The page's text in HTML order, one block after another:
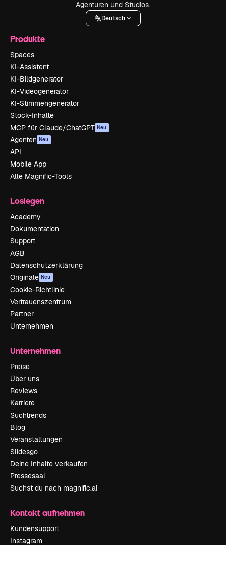
Agenturen und Studios.
Deutsch
Produkte
Spaces
KI-Assistent
KI-Bildgenerator
KI-Videogenerator
KI-Stimmengenerator
Stock-Inhalte
MCP für Claude/ChatGPT Neu
Agenten Neu
API
Mobile App
Alle Magnific-Tools
Loslegen
Academy
Dokumentation
Support
AGB
Datenschutzerklärung
Originale Neu
Cookie-Richtlinie
Vertrauenszentrum
Partner
Unternehmen
Unternehmen
Preise
Über uns
Reviews
Karriere
Suchtrends
Blog
Veranstaltungen
Slidesgo
Deine Inhalte verkaufen
Pressesaal
Suchst du nach magnific.ai
Kontakt aufnehmen
Kundensupport
Instagram